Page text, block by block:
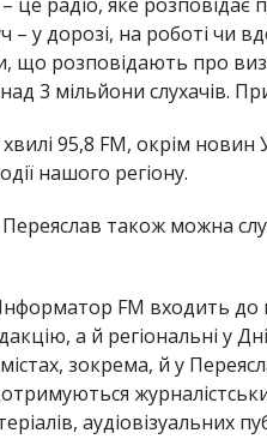
у дорозі, на роботі чи
що розповідають про
3 мільйони слухачів.
95,8 FM, окрім
нашого регіону.
також можна
FM входить до
а й регіональні у
зокрема, й у
аудіовізуальних